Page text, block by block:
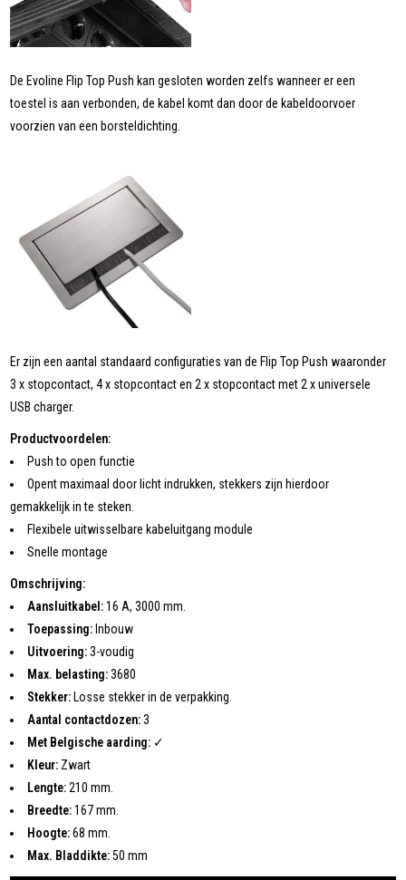
De Evoline Flip Top Push kan gesloten worden zelfs wanneer er een
toestel is aan verbonden, de kabel komt dan door de kabeldoorvoer
voorzien van een borsteldichting.
Er zijn een aantal standaard configuraties van de Flip Top Push waaronder
3 x stopcontact, 4 x stopcontact en 2 x stopcontact met 2 x universele
USB charger.
Productvoordelen:
Push to open functie
Opent maximaal door licht indrukken, stekkers zijn hierdoor
gemakkelijk in te steken.
Flexibele uitwisselbare kabeluitgang module
Snelle montage
Omschrijving:
Aansluitkabel:16 A, 3000 mm.
Toepassing: Inbouw
Uitvoering:3-voudig
Max. belasting:3680
Stekker: Losse stekker in de verpakking.
Aantal contactdozen:3
Met Belgische aarding: ✓
Kleur: Zwart
Lengte:210 mm.
Breedte:167 mm.
Hoogte:68 mm.
Max. Bladdikte:50 mm